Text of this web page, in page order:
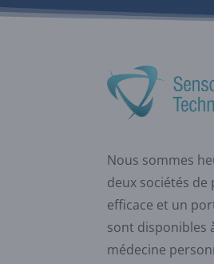
Nous sommes
deux sociétés
efficace et un
sont disponibles
médecine